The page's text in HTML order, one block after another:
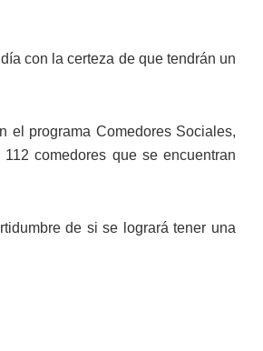
con la certeza de que tendrán un
el programa Comedores Sociales,
comedores que se encuentran
de si se logrará tener una